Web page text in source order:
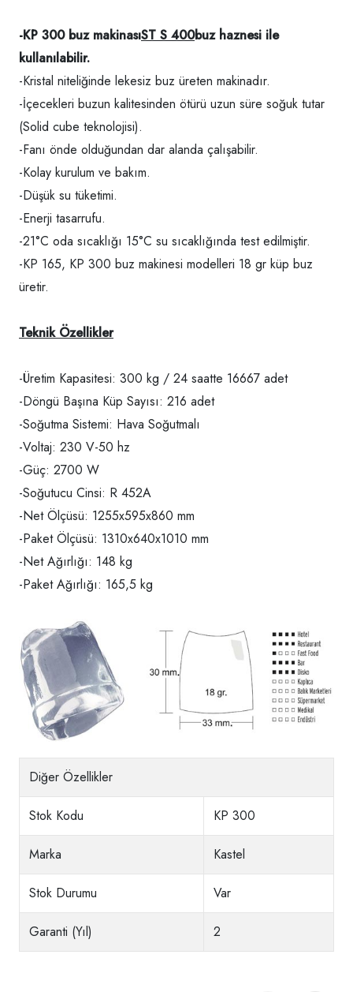
-KP 300 buz makinasıST S 400buz haznesi ile
kullanılabilir.
-Kristal niteliğinde lekesiz buz üreten makinadır.
-İçecekleri buzun kalitesinden ötürü uzun süre soğuk tutar
(Solid cube teknolojisi).
-Fanı önde olduğundan dar alanda çalışabilir.
-Kolay kurulum ve bakım.
-Düşük su tüketimi.
-Enerji tasarrufu.
-21°C oda sıcaklığı 15°C su sıcaklığında test edilmiştir.
-KP 165, KP 300 buz makinesi modelleri 18 gr küp buz
üretir.
Teknik Özellikler
-Üretim Kapasitesi: 300 kg / 24 saatte 16667 adet
-Döngü Başına Küp Sayısı: 216 adet
-Soğutma Sistemi: Hava Soğutmalı
-Voltaj: 230 V-50 hz
-Güç: 2700 W
-Soğutucu Cinsi: R 452A
-Net Ölçüsü: 1255x595x860 mm
-Paket Ölçüsü: 1310x640x1010 mm
-Net Ağırlığı: 148 kg
-Paket Ağırlığı: 165,5 kg
Diğer Özellikler
Stok Kodu KP 300
Marka Kastel
Stok Durumu Var
Garanti (Yıl) 2